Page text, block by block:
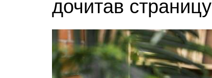
дочитав страницу